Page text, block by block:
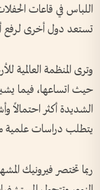
اللباس في قاعات
تستعد دول أخرى لرفع
وترى المنظمة
حيث اتساعها، فيما يشير
الشديدة أكثر احتمالاً
يتطلب دراسات
ربما تختصر فيرونيك